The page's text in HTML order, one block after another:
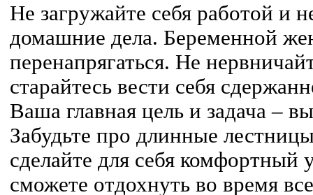
Не загружайте себя работой и
домашние дела. Беременной
перенапрягаться. Не
старайтесь вести себя
Ваша главная цель и задача –
Забудьте про длинные
сделайте для себя комфортный
сможете отдохнуть во время